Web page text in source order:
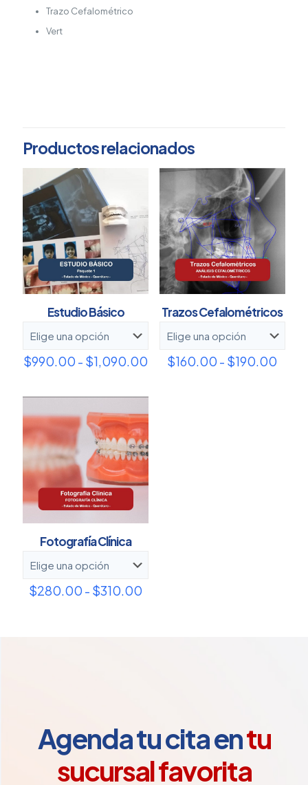
Trazo Cefalométrico
Vert
Productos relacionados
Estudio Básico
$990.00 - $1,090.00 Rango
desde
$990.00
hasta
$1,090.00
Trazos Cefalométricos
$160.00 - $190.00
Fotografía Clínica
$280.00 - $310.00
Agenda tu cita entu
sucursal favorita